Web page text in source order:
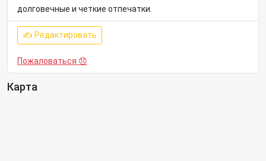
долговечные и четкие отпечатки.
✍ Редактировать
Пожаловаться 😞
Карта